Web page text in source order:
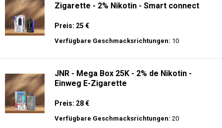
Zigarette - 2% Nikotin - Smart connect
Preis: 25 €
Verfügbare Geschmacksrichtungen: 10
JNR - Mega Box 25K - 2% de Nikotin -
Einweg E-Zigarette
Preis: 28 €
Verfügbare Geschmacksrichtungen: 20